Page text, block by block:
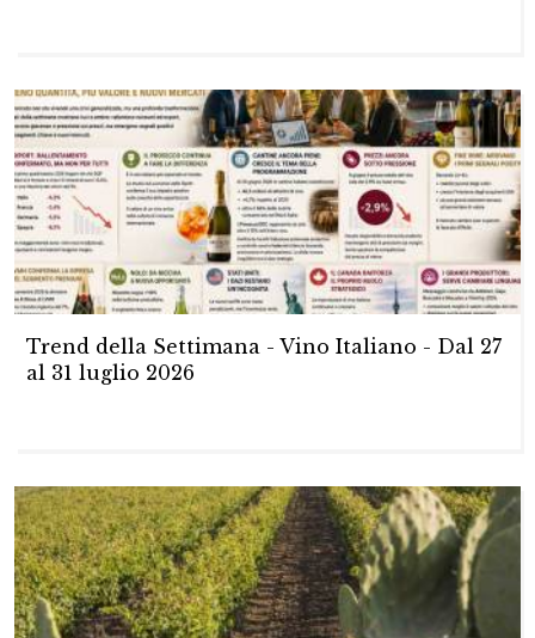
Trend della Settimana - Vino Italiano - Dal 27
al 31 luglio 2026